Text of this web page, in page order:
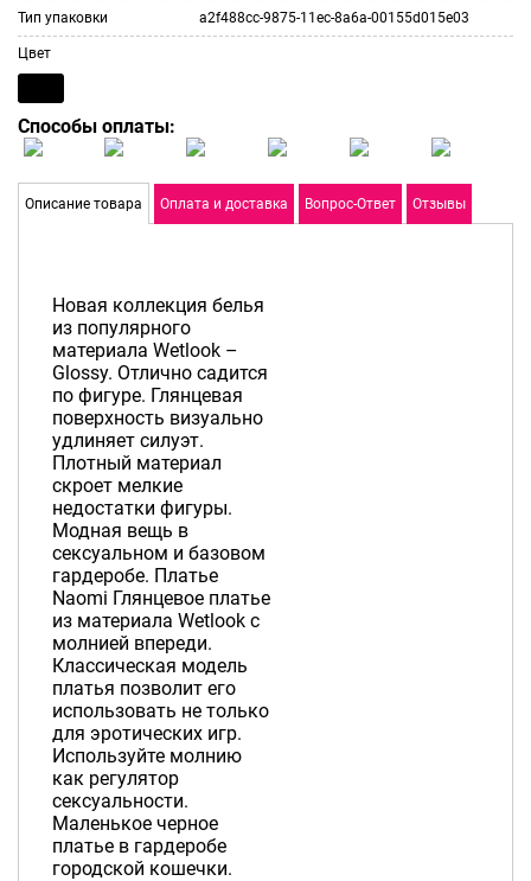
Тип упаковки a2f488cc-9875-11ec-8a6a-00155d015e03
Цвет
Способы оплаты:
Описание товара Оплата и доставка Вопрос-Ответ Отзывы
Новая коллекция белья
из популярного
материала Wetlook –
Glossy. Отлично садится
по фигуре. Глянцевая
поверхность визуально
удлиняет силуэт.
Плотный материал
скроет мелкие
недостатки фигуры.
Модная вещь в
сексуальном и базовом
гардеробе. Платье
Naomi Глянцевое платье
из материала Wetlook с
молнией впереди.
Классическая модель
платья позволит его
использовать не только
для эротических игр.
Используйте молнию
как регулятор
сексуальности.
Маленькое черное
платье в гардеробе
городской кошечки.